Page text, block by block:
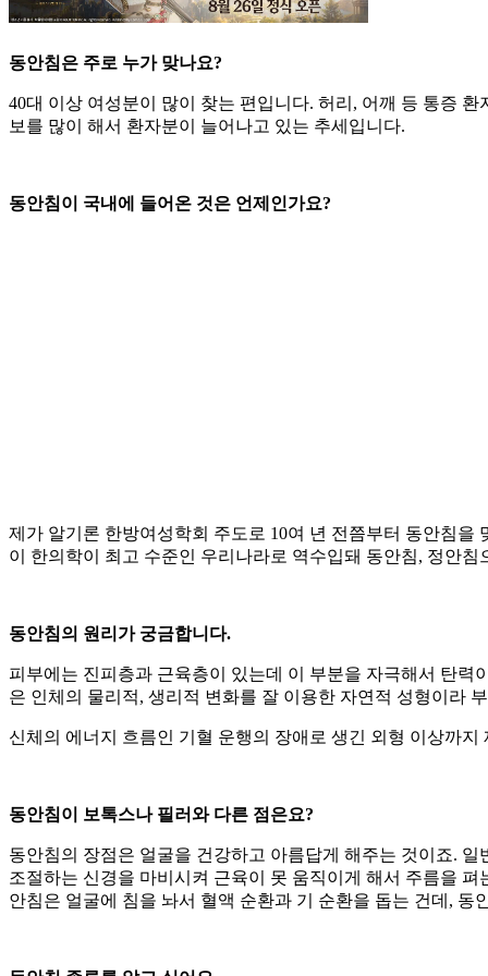
동안침은 주로 누가 맞나요?
40대 이상 여성분이 많이 찾는 편입니다. 허리, 어깨 등 통증
보를 많이 해서 환자분이 늘어나고 있는 추세입니다.
동안침이 국내에 들어온 것은 언제인가요?
제가 알기론 한방여성학회 주도로 10여 년 전쯤부터 동안침을
이 한의학이 최고 수준인 우리나라로 역수입돼 동안침, 정안침
동안침의 원리가 궁금합니다.
피부에는 진피층과 근육층이 있는데 이 부분을 자극해서 탄
은 인체의 물리적, 생리적 변화를 잘 이용한 자연적 성형이라
신체의 에너지 흐름인 기혈 운행의 장애로 생긴 외형 이상까
동안침이 보톡스나 필러와 다른 점은요?
동안침의 장점은 얼굴을 건강하고 아름답게 해주는 것이죠.
조절하는 신경을 마비시켜 근육이 못 움직이게 해서 주름을
안침은 얼굴에 침을 놔서 혈액 순환과 기 순환을 돕는 건데,